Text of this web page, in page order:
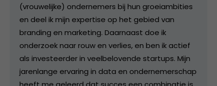
(vrouwelijke) ondernemers bij hun groeiambities
en deel ik mijn expertise op het gebied van
branding en marketing. Daarnaast doe ik
onderzoek naar rouw en verlies, en ben ik actief
als investeerder in veelbelovende startups. Mijn
jarenlange ervaring in data en ondernemerschap